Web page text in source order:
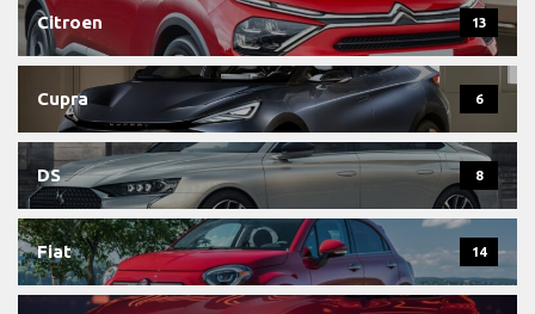
Citroen 13
Cupra 6
DS 8
Fiat 14